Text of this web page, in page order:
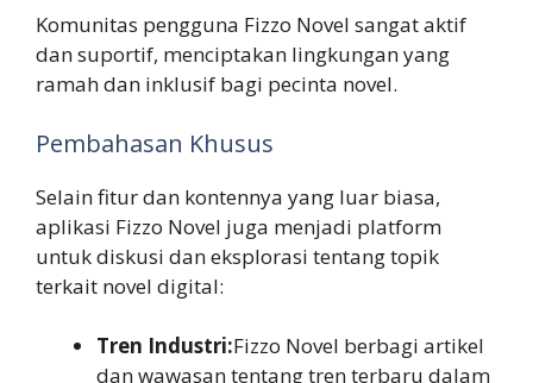
Komunitas pengguna Fizzo Novel sangat aktif
dan suportif, menciptakan lingkungan yang
ramah dan inklusif bagi pecinta novel.
Pembahasan Khusus
Selain fitur dan kontennya yang luar biasa,
aplikasi Fizzo Novel juga menjadi platform
untuk diskusi dan eksplorasi tentang topik
terkait novel digital:
Tren Industri:Fizzo Novel berbagi artikel
dan wawasan tentang tren terbaru dalam